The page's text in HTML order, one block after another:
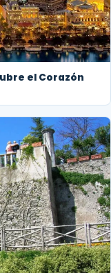
el Corazón